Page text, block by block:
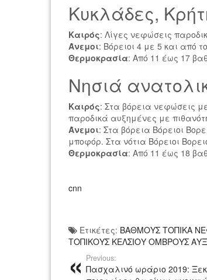
Κυκλάδες,
Καιρός: Λίγες νεφώσεις
Άνεμοι: Βόρειοι 4 με 5 και από
Θερμοκρασία: Από 11 έως 17
Νησιά
Καιρός: Στα βόρεια νεφώσεις
παροδικά αυξημένες με
Άνεμοι: Στα βόρεια Βόρειοι
μποφόρ. Στα νότια Βόρειοι
Θερμοκρασία: Από 11 έως 18
cnn
Ετικέτες: ΒΑΘΜΟΥΣ ΤΟΠΙΚΑ
ΤΟΠΙΚΟΥΣ ΚΕΛΣΙΟΥ ΟΜΒΡΟΥΣ
Previous:
Πασχαλινό ωράριο 2019: